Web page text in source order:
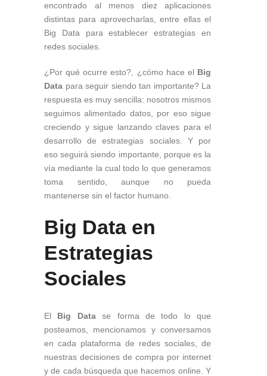
encontrado al menos diez aplicaciones
distintas para aprovecharlas, entre ellas el
Big Data para establecer estrategias en
redes sociales.
¿Por qué ocurre esto?, ¿cómo hace el Big
Data para seguir siendo tan importante? La
respuesta es muy sencilla: nosotros mismos
seguimos alimentado datos, por eso sigue
creciendo y sigue lanzando claves para el
desarrollo de estrategias sociales. Y por
eso seguirá siendo importante, porque es la
vía mediante la cual todo lo que generamos
toma sentido, aunque no pueda
mantenerse sin el factor humano.
Big Data en
Estrategias
Sociales
El Big Datase forma de todo lo que
posteamos, mencionamos y conversamos
en cada plataforma de redes sociales, de
nuestras decisiones de compra por internet
y de cada búsqueda que hacemos online. Y